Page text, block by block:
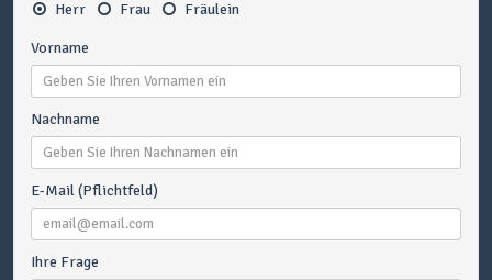
Herr Frau Fräulein
Vorname
Nachname
E-Mail (Pflichtfeld)
Ihre Frage